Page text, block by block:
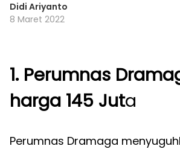
Didi Ariyanto
8 Maret 2022
1. Perumnas
harga 145 Juta
Perumnas Dramaga